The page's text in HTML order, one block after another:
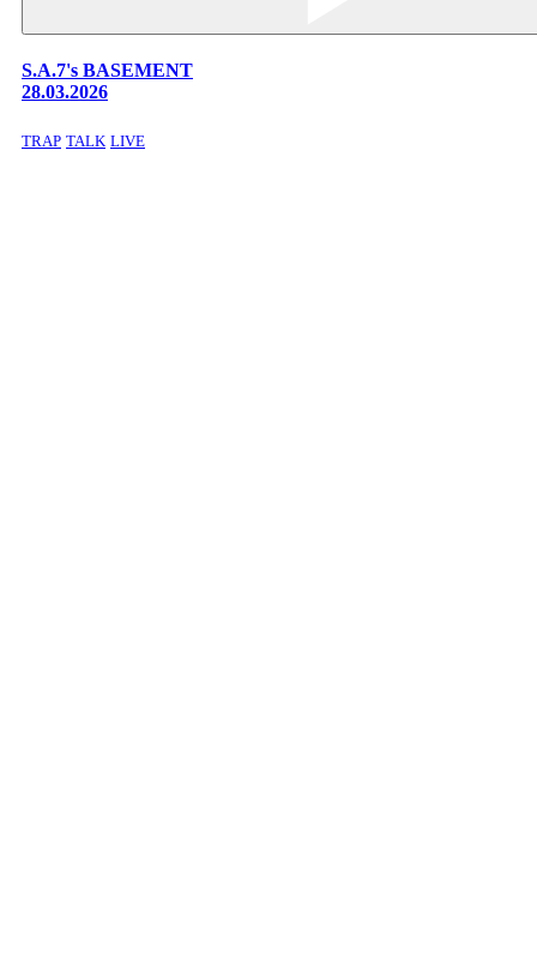
S.A.7's BASEMENT
28.03.2026
TRAP TALK LIVE